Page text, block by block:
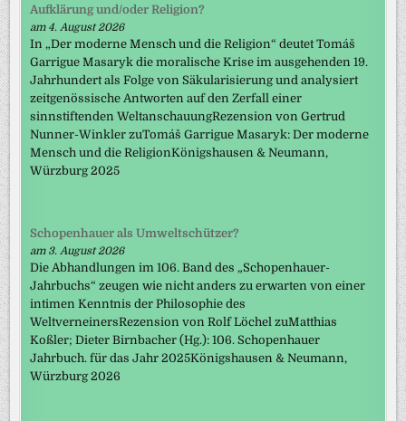
Aufklärung und/oder Religion?
am 4. August 2026
In „Der moderne Mensch und die Religion“ deutet Tomáš
Garrigue Masaryk die moralische Krise im ausgehenden 19.
Jahrhundert als Folge von Säkularisierung und analysiert
zeitgenössische Antworten auf den Zerfall einer
sinnstiftenden WeltanschauungRezension von Gertrud
Nunner-Winkler zuTomáš Garrigue Masaryk: Der moderne
Mensch und die ReligionKönigshausen & Neumann,
Würzburg 2025
Schopenhauer als Umweltschützer?
am 3. August 2026
Die Abhandlungen im 106. Band des „Schopenhauer-
Jahrbuchs“ zeugen wie nicht anders zu erwarten von einer
intimen Kenntnis der Philosophie des
WeltverneinersRezension von Rolf Löchel zuMatthias
Koßler; Dieter Birnbacher (Hg.): 106. Schopenhauer
Jahrbuch. für das Jahr 2025Königshausen & Neumann,
Würzburg 2026